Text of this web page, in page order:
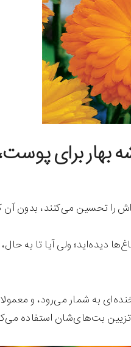
برای
تحسین می‌کنند، بدون آن
دیده‌اید؛ ولی آیا تا به
به شمار می‌رود، و
بت‌های‌شان استفاده